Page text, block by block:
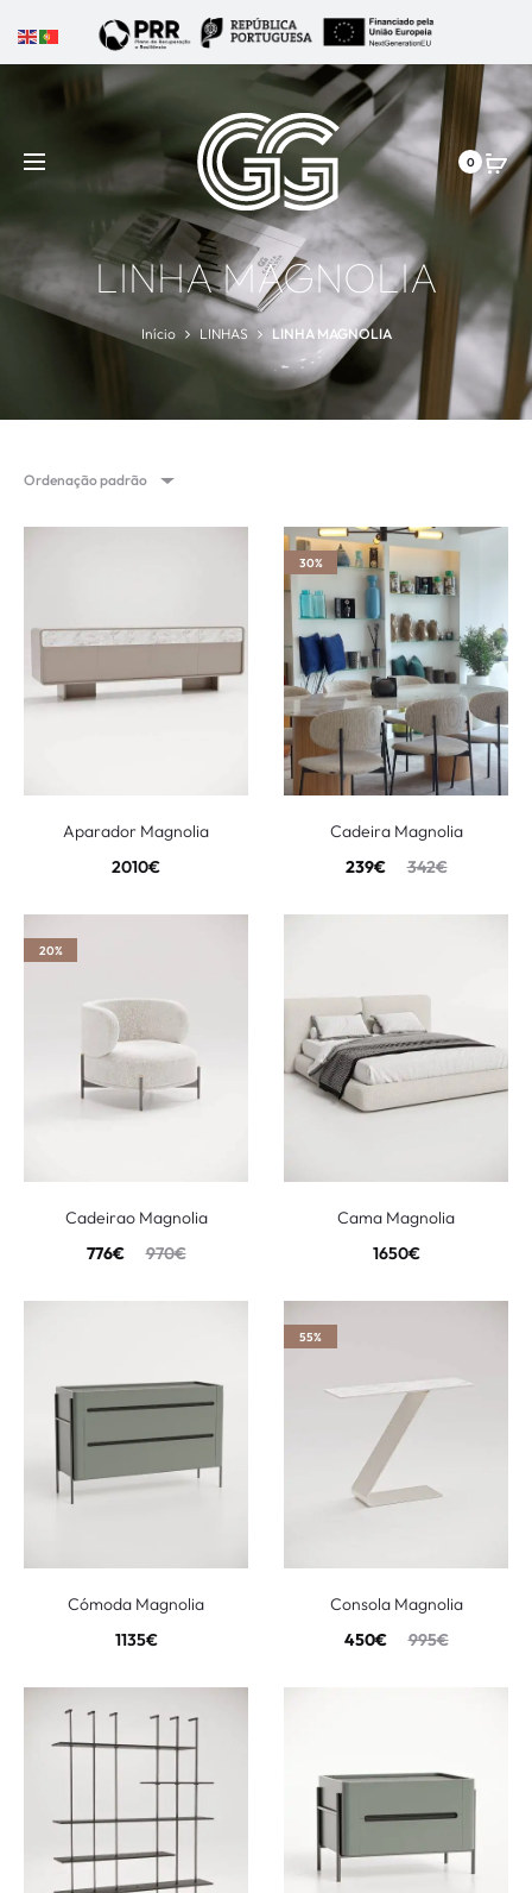
0
LINHA MAGNOLIA
Início LINHAS LINHA MAGNOLIA
Ordenação padrão
Aparador Magnolia
2010€
30%
Cadeira Magnolia
342€
239€
20%
Cadeirao Magnolia
970€
776€
Cama Magnolia
1650€
Cómoda Magnolia
1135€
55%
Consola Magnolia
995€
450€